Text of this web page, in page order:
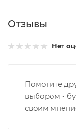
Отзывы
Нет
Помогите
выбором -
своим